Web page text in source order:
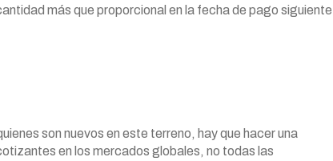
más que proporcional en la fecha de pago siguiente
son nuevos en este terreno, hay que hacer una
en los mercados globales, no todas las